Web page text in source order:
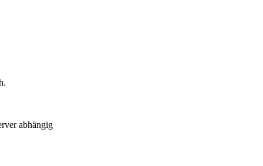
abhängig